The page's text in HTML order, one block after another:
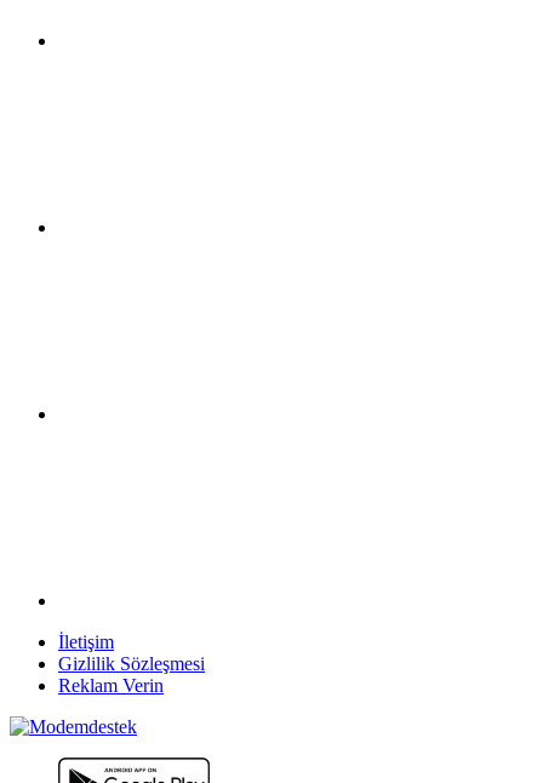
İletişim
Gizlilik Sözleşmesi
Reklam Verin